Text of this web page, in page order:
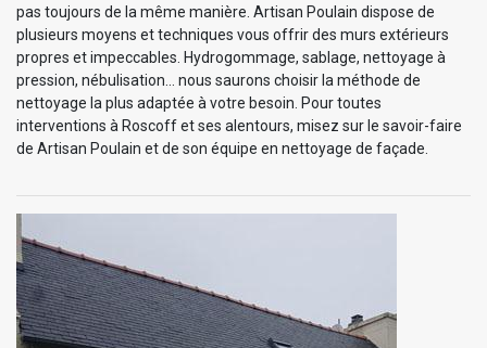
pas toujours de la même manière. Artisan Poulain dispose de
plusieurs moyens et techniques vous offrir des murs extérieurs
propres et impeccables. Hydrogommage, sablage, nettoyage à
pression, nébulisation… nous saurons choisir la méthode de
nettoyage la plus adaptée à votre besoin. Pour toutes
interventions à Roscoff et ses alentours, misez sur le savoir-faire
de Artisan Poulain et de son équipe en nettoyage de façade.